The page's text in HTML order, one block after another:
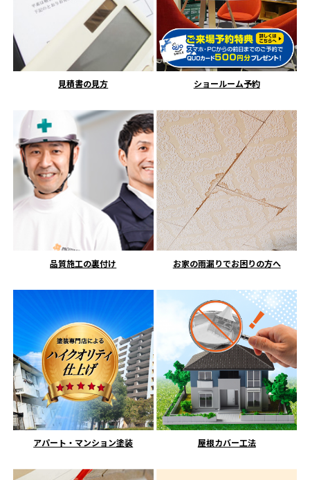
見積書の見方 ショールーム予約
品質施工の裏付け お家の雨漏りでお困りの方へ
アパート・マンション塗装 屋根カバー工法